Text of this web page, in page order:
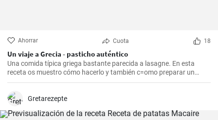
Ahorrar Cuota 18
Un viaje a Grecia - pasticho auténtico
Una comida típica griega bastante parecida a lasagne. En esta
receta os muestro cómo hacerlo y también c=omo preparar un
bechamel auténtico.
Gretarezepte